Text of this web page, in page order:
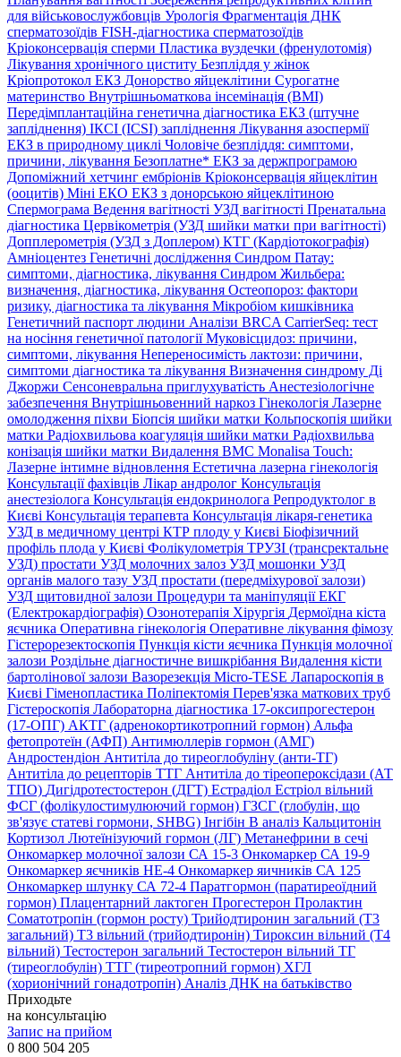
для військовослужбовців Урологія Фрагментація ДНК
сперматозоїдів FISH-діагностика сперматозоїдів
Кріоконсервація сперми Пластика вуздечки (френулотомія)
Лікування хронічного циститу Безпліддя у жінок
Кріопротокол ЕКЗ Донорство яйцеклітини Сурогатне
материнство Внутрішньоматкова інсемінація (ВМІ)
Передімплантаційна генетична діагностика ЕКЗ (штучне
запліднення) ІКСІ (ICSI) запліднення Лікування азоспермії
ЕКЗ в природному циклі Чоловіче безпліддя: симптоми,
причини, лікування Безоплатне* ЕКЗ за держпрограмою
Допоміжний хетчинг ембріонів Кріоконсервація яйцеклітин
(ооцитів) Міні ЕКО ЕКЗ з донорською яйцеклітиною
Спермограма Ведення вагітності УЗД вагітності Пренатальна
діагностика Цервікометрія (УЗД шийки матки при вагітності)
Допплерометрія (УЗД з Доплером) КТГ (Кардіотокографія)
Амніоцентез Генетичні дослідження Синдром Патау:
симптоми, дiагностика, лiкування Синдром Жильбера:
визначення, діагностика, лікування Остеопороз: фактори
ризику, діагностика та лікування Мікробіом кишківника
Генетичний паспорт людини Аналізи BRCA CarrierSeq: тест
на носіння генетичної патологіїМуковісцидоз: причини,
симптоми, лікування Непереносимість лактози: причини,
симптоми діагностика та лікування Визначення синдрому Ді
Джоржи Сенсоневральна приглухуватість Анестезіологічне
забезпечення Внутрішньовенний наркоз Гінекологія Лазерне
омолодження піхви Біопсія шийки матки Кольпоскопія шийки
матки Радіохвильова коагуляція шийки матки Радіохвильва
конізація шийки матки Видалення ВМС Monalisa Touch:
Лазерне інтимне відновлення Естетична лазерна гінекологія
Консультації фахівців Лікар андролог Консультація
анестезіолога Консультація ендокринолога Репродуктолог в
Києві Консультація терапевта Консультація лікаря-генетика
УЗД в медичному центрі КТР плоду у Києві Біофізичний
профіль плода у Києві Фолікулометрія ТРУЗІ (трансректальне
УЗД) простати УЗД молочних залоз УЗД мошонки УЗД
органів малого тазу УЗД простати (передміхурової залози)
УЗД щитовидної залози Процедури та маніпуляціїЕКГ
(Електрокардіографія) Озонотерапія Хірургія Дермоїдна кіста
яєчника Оперативна гінекологія Оперативне лікування фімозу
Гістерорезектоскопія Пункція кісти яєчника Пункція молочної
залози Роздільне діагностичне вишкрібання Видалення кісти
бартолінової залози Вазорезекція Micro-TESE Лапароскопія в
Києві Гіменопластика Поліпектомія Перев'язка маткових труб
Гістероскопія Лабораторна діагностика 17-оксипрогестерон
(17-ОПГ) АКТГ (адренокортикотропний гормон) Альфа
фетопротеїн (АФП) Антимюллерів гормон (АМГ)
Андростендіон Антитіла до тиреоглобуліну (анти-ТГ)
Антитіла до рецепторів ТТГ Антитіла до тіреопероксідази (АТ
ТПО) Дигідротестостерон (ДГТ) Естрадіол Естріол вільний
ФСГ (фолікулостимулюючий гормон) ГЗСГ (глобулін, що
зв'язує статеві гормони, SHBG) Інгібін B аналіз Кальцитонін
Кортизол Лютеїнізуючий гормон (ЛГ) Метанефрини в сечі
Онкомаркер молочної залози СА 15-3 Онкомаркер СА 19-9
Онкомаркер яєчників НЕ-4 Онкомаркер яичників СА 125
Онкомаркер шлунку СА 72-4 Паратгормон (паратиреоїдний
гормон) Плацентарний лактоген Прогестерон Пролактин
Соматотропін (гормон росту) Трийодтиронин загальний (Т3
загальний) Т3 вільний (трийодтиронін) Тироксин вільний (Т4
вільний) Тестостерон загальний Тестостерон вільний ТГ
(тиреоглобулін) ТТГ (тиреотропний гормон) ХГЛ
(хорионічний гонадотропін) Аналіз ДНК на батьківство
Приходьте
на консультацію
Запис на прийом
0 800 504 205